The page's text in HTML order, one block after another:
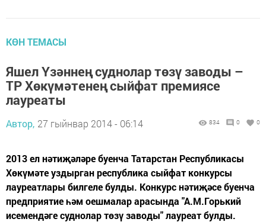
КӨН ТЕМАСЫ
Яшел Үзәннең суднолар төзү заводы –
ТР Хөкүмәтенең сыйфат премиясе
лауреаты
Автор, 27 гыйнвар 2014 - 06:14 834 0 0
2013 ел нәтиҗәләре буенча Татарстан Республикасы
Хөкүмәте уздырган республика сыйфат конкурсы
лауреатлары билгеле булды. Конкурс нәтиҗәсе буенча
предприятие һәм оешмалар арасында "А.М.Горький
исемендәге суднолар төзү заводы" лауреат булды.